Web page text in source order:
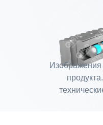
Изображения